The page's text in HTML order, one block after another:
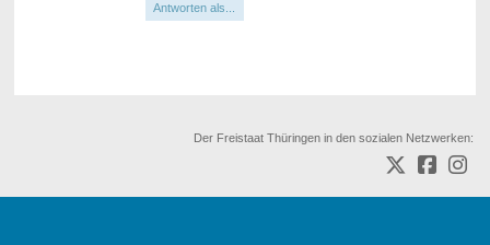
Antworten als...
Der Freistaat Thüringen in den sozialen Netzwerken: